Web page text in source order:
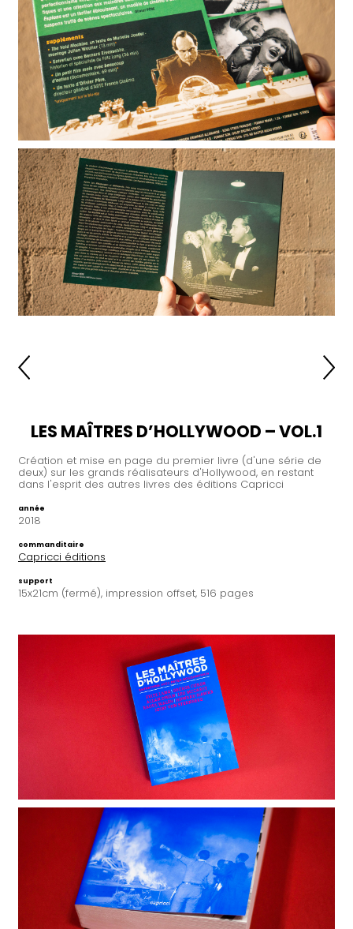
LES MAÎTRES D’HOLLYWOOD – VOL.1
Création et mise en page du premier livre (d'une série de
deux) sur les grands réalisateurs d'Hollywood, en restant
dans l'esprit des autres livres des éditions Capricci
année
2018
commanditaire
Capricci éditions
support
15x21cm (fermé), impression offset, 516 pages